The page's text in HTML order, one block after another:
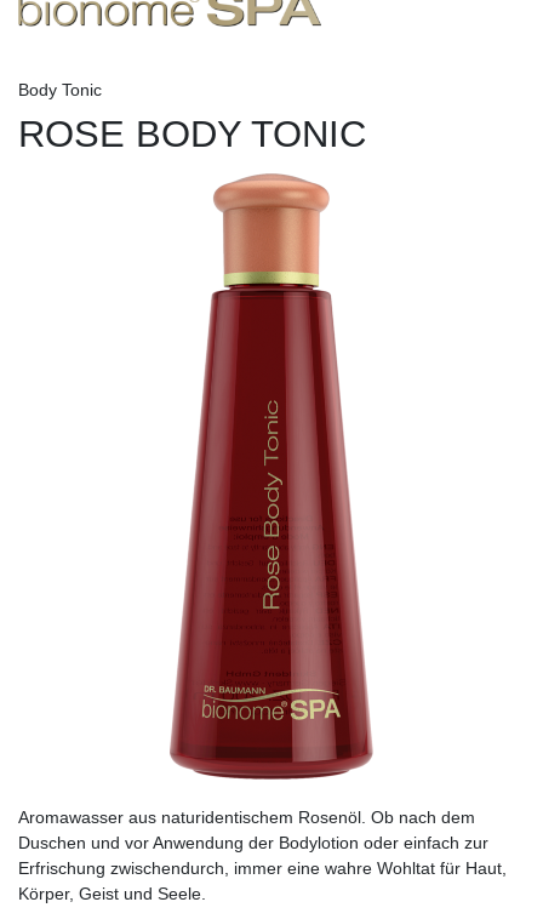
Body Tonic
ROSE BODY TONIC
Aromawasser aus naturidentischem Rosenöl. Ob nach dem
Duschen und vor Anwendung der Bodylotion oder einfach zur
Erfrischung zwischendurch, immer eine wahre Wohltat für Haut,
Körper, Geist und Seele.